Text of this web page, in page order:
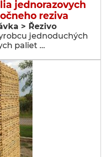
jednorazovych
reziva
> Řezivo
jednoduchých
paliet …